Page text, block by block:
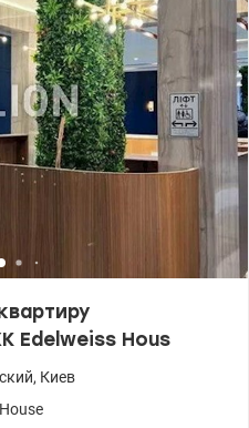
Edelweiss Hous
, Киев